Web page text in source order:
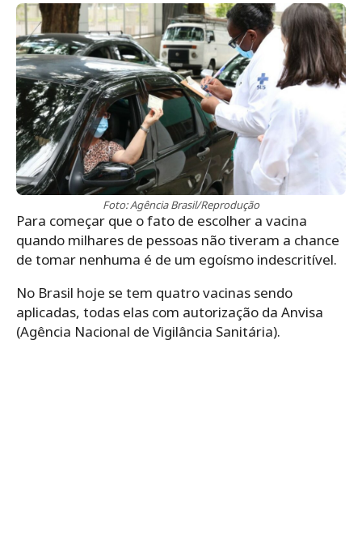
Foto: Agência Brasil/Reprodução
Para começar que o fato de escolher a vacina
quando milhares de pessoas não tiveram a chance
de tomar nenhuma é de um egoísmo indescritível.
No Brasil hoje se tem quatro vacinas sendo
aplicadas, todas elas com autorização da Anvisa
(Agência Nacional de Vigilância Sanitária).